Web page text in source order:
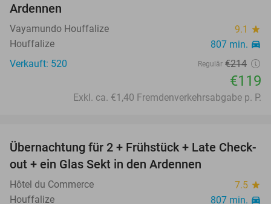
Ardennen
Vayamundo Houffalize 9.1 star
Houffalize 807 min. directions_car
Verkauft: 520 Regulär €214
€119
Exkl. ca. €1,40 Fremdenverkehrsabgabe p. P.
31%
Übernachtung für 2 + Frühstück + Late Check-
out + ein Glas Sekt in den Ardennen
Hôtel du Commerce 7.5 star
Houffalize 807 min. directions_car